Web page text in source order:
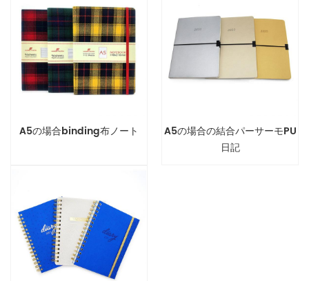
A5の場合binding布ノート
A5の場合の結合パーサーモPU
日記